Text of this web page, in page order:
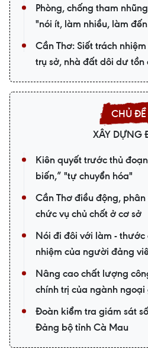
Phòng, chống tham
"nói ít, làm nhiều, làm
Cần Thơ: Siết trách
trụ sở, nhà đất dôi dư tồn
XÂY DỰNG
Kiên quyết trước thủ
biến,” "tự chuyển hóa"
Cần Thơ điều động,
chức vụ chủ chốt ở cơ sở
Nói đi đôi với làm -
nhiệm của người đảng
Nâng cao chất lượng
chính trị của ngành
Đoàn kiểm tra giám sát
Đảng bộ tỉnh Cà Mau